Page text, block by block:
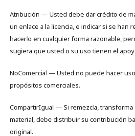
Atribución — Usted debe dar crédito de
un enlace a la licencia, e indicar si se han
hacerlo en cualquier forma razonable,
sugiera que usted o su uso tienen el
NoComercial — Usted no puede hacer
propósitos comerciales.
CompartirIgual — Si remezcla, transforma
material, debe distribuir su contribución
original.